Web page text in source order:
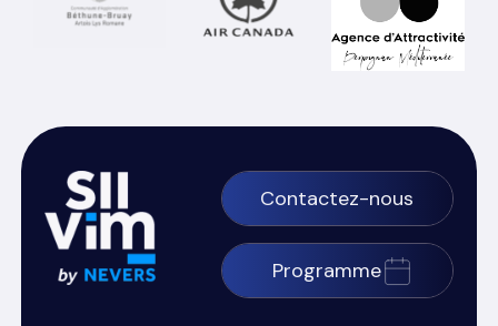
Contactez-nous
Programme